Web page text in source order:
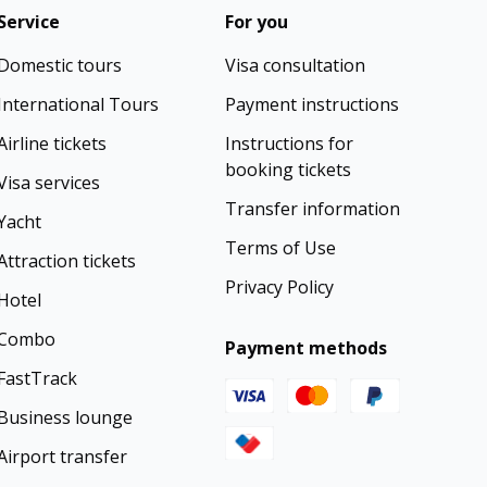
(15 - 45 ngày)
tours
Tours
tickets
services
tickets
lounge
transfer
For you
Visa consultation
Payment instructions
Instructions for
booking tickets
Transfer information
Terms of Use
Privacy Policy
Payment methods